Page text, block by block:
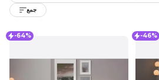
جمع
-64% -46%